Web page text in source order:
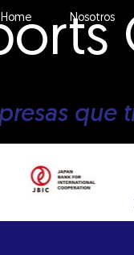
Home Nosotros
que